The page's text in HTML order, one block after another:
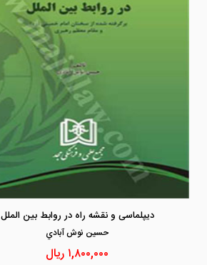
دیپلماسی و نقشه راه در روابط بین الملل
حسين نوش آبادي
۱,۸۰۰,۰۰۰ ریال